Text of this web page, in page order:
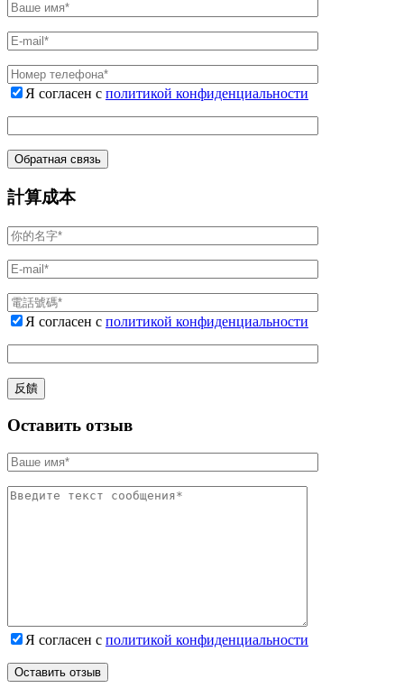
Я согласен с политикой конфиденциальности
計算成本
Я согласен с политикой конфиденциальности
Оставить отзыв
Я согласен с политикой конфиденциальности